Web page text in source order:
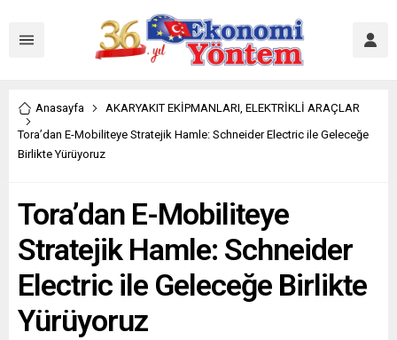
Anasayfa AKARYAKIT EKİPMANLARI, ELEKTRİKLİ ARAÇLAR
Tora’dan E-Mobiliteye Stratejik Hamle: Schneider Electric ile Geleceğe
Birlikte Yürüyoruz
Tora’dan E-Mobiliteye
Stratejik Hamle: Schneider
Electric ile Geleceğe Birlikte
Yürüyoruz